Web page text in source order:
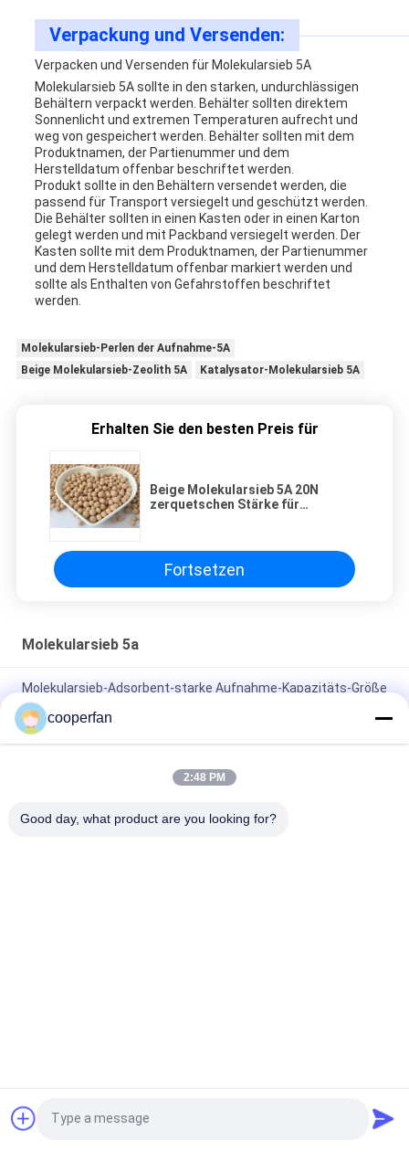
Verpackung und Versenden:
Verpacken und Versenden für Molekularsieb 5A
Molekularsieb 5A sollte in den starken, undurchlässigen
Behältern verpackt werden. Behälter sollten direktem
Sonnenlicht und extremen Temperaturen aufrecht und
weg von gespeichert werden. Behälter sollten mit dem
Produktnamen, der Partienummer und dem
Herstelldatum offenbar beschriftet werden.
Produkt sollte in den Behältern versendet werden, die
passend für Transport versiegelt und geschützt werden.
Die Behälter sollten in einen Kasten oder in einen Karton
gelegt werden und mit Packband versiegelt werden. Der
Kasten sollte mit dem Produktnamen, der Partienummer
und dem Herstelldatum offenbar markiert werden und
sollte als Enthalten von Gefahrstoffen beschriftet
werden.
Molekularsieb-Perlen der Aufnahme-5A
Beige Molekularsieb-Zeolith 5A
Katalysator-Molekularsieb 5A
Erhalten Sie den besten Preis für
Beige Molekularsieb 5A 20N
zerquetschen Stärke für
Fortsetzen
Molekularsieb 5a
Molekularsieb-Adsorbent-starke Aufnahme-Kapazitäts-Größe
3.0-5.0mm des Zeolith-5A
Industrielle Pore H2O CO2 Luft-Reinigung des Molekularsieb-
Wasserstoff-Verdichter
Molekularsiebe Des
Zeoliths
Fordern Sie ein Angebot
cooperfan
2:48 PM
Good day, what product are you looking for?